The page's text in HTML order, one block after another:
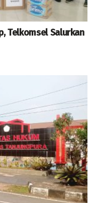
Telkomsel Salurkan